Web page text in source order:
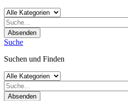
Absenden
Suche
Suchen und Finden
Absenden